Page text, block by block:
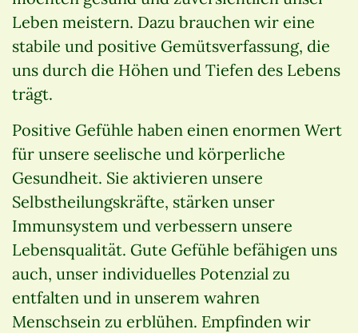
Leben meistern. Dazu brauchen wir eine
stabile und positive Gemütsverfassung, die
uns durch die Höhen und Tiefen des Lebens
trägt.
Positive Gefühle haben einen enormen Wert
für unsere seelische und körperliche
Gesundheit. Sie aktivieren unsere
Selbstheilungskräfte, stärken unser
Immunsystem und verbessern unsere
Lebensqualität. Gute Gefühle befähigen uns
auch, unser individuelles Potenzial zu
entfalten und in unserem wahren
Menschsein zu erblühen. Empfinden wir